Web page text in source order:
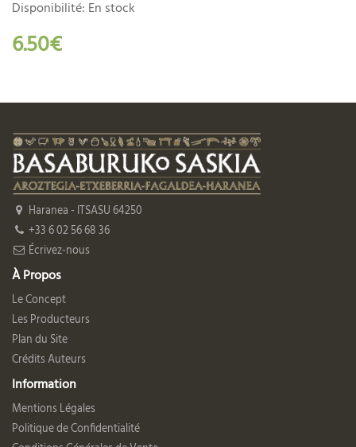
Disponibilité: En stock
6.50€
Haranea - ITSASU 64250
+33 6 02 56 68 36
Écrivez-nous
À Propos
Le Concept
Les Producteurs
Plan du Site
Crédits Auteurs
Information
Mentions Légales
Politique de Confidentialité